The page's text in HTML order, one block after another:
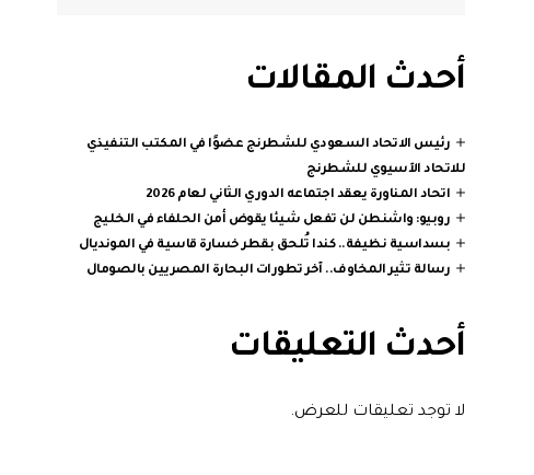
أحدث المقالات
رئيس الاتحاد السعودي للشطرنج عضوًا في المكتب التنفيذي
للاتحاد الآسيوي للشطرنج
اتحاد المناورة يعقد اجتماعه الدوري الثاني لعام 2026
روبيو: واشنطن لن تفعل شيئا يقوض أمن الحلفاء في الخليج
بسداسية نظيفة.. كندا تُلحق بقطر خسارة قاسية في المونديال
رسالة تثير المخاوف.. آخر تطورات البحارة المصريين بالصومال
أحدث التعليقات
لا توجد تعليقات للعرض.